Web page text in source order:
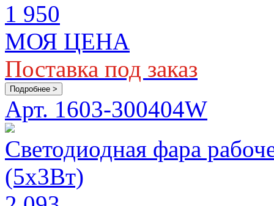
1 950
МОЯ ЦЕНА
Поставка под заказ
Подробнее >
Арт. 1603-300404W
Светодиодная фара
(5x3Вт)